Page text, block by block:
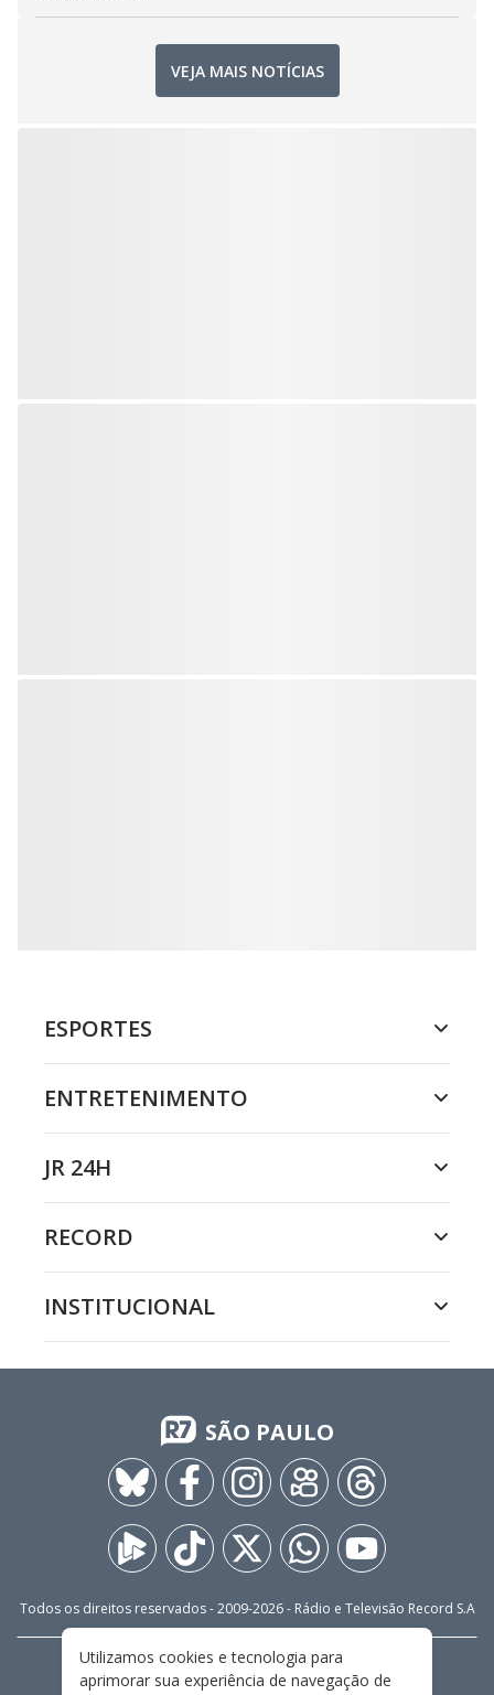
VEJA MAIS NOTÍCIAS
ESPORTES
ENTRETENIMENTO
JR 24H
RECORD
INSTITUCIONAL
SÃO PAULO
Todos os direitos reservados - 2009-2026- Rádio e Televisão Record S.A
FALE CONOSCO
PRIVACIDADE
Utilizamos cookies e tecnologia para
aprimorar sua experiência de navegação de